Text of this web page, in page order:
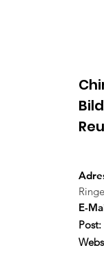
E-
Post: